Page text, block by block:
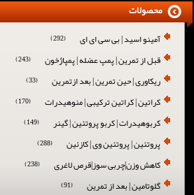
آمینو اسید | بی سی ای ای (292)
قبل از تمرین | پمپ عضله | پمپاژخون (243)
ریکاوری | حین تمرین | بعد ازتمرین (33)
کراتین | کراتین ترکیبی | منوهیدرات (170)
کربوهیدرات | کربو پروتئین | گینر (149)
پروتئین | پروتئین وی | کازئین (288)
کاهش وزن|چربی سوز|قرص لاغری (238)
گلوتامین | بعد از تمرین (91)
محصولات